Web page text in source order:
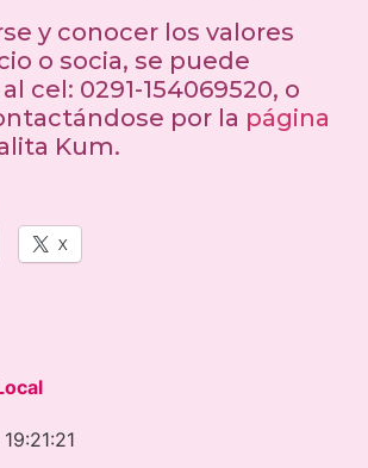
y conocer los valores
o socia, se puede
cel: 0291-154069520, o
por la página
Kum.
X